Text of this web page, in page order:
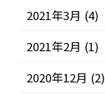
2021年3月 (4)
2021年2月 (1)
2020年12月 (2)